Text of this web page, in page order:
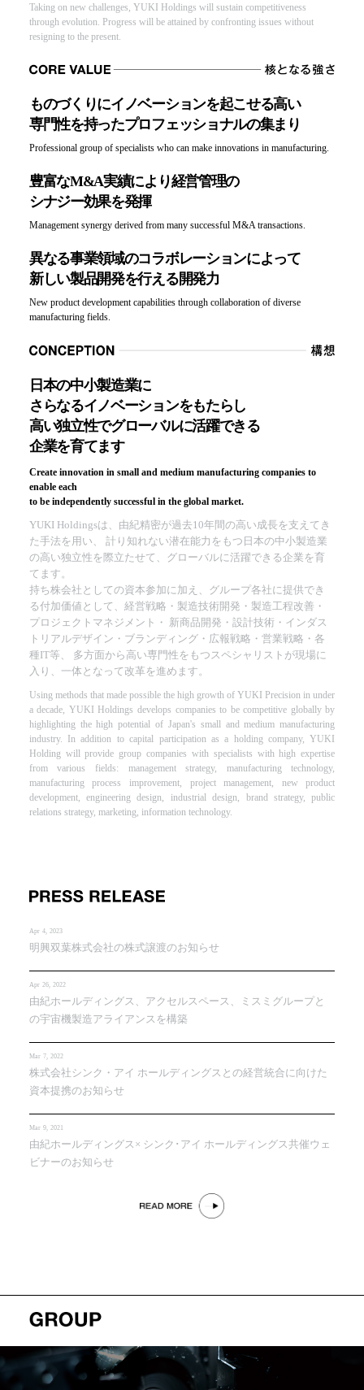
Taking on new challenges, YUKI Holdings will sustain competitiveness
through evolution. Progress will be attained by confronting issues without
resigning to the present.
ものづくりにイノベーションを起こせる高い
専門性を持ったプロフェッショナルの集まり
Professional group of specialists who can make innovations in manufacturing.
豊富なM&A実績により経営管理の
シナジー効果を発揮
Management synergy derived from many successful M&A transactions.
異なる事業領域のコラボレーションによって
新しい製品開発を行える開発力
New product development capabilities through collaboration of diverse
manufacturing fields.
日本の中小製造業に
さらなるイノベーションをもたらし
高い独立性でグローバルに活躍できる
企業を育てます
Create innovation in small and medium manufacturing companies to
enable each
to be independently successful in the global market.
YUKI Holdingsは、由紀精密が過去10年間の高い成長を支えてき
た手法を用い、
計り知れない潜在能力をもつ日本の中小製造業
の高い独立性を際立たせて、グローバルに活躍できる企業を育
てます。
持ち株会社としての資本参加に加え、グループ各社に提供でき
る付加価値として、経営戦略・製造技術開発・製造工程改善・
プロジェクトマネジメント・ 新商品開発・設計技術・インダス
トリアルデザイン・ブランディング・広報戦略・営業戦略・各
種IT等、
多方面から高い専門性をもつスペシャリストが現場に
入り、一体となって改革を進めます。
Using methods that made possible the high growth of YUKI Precision in under
a decade, YUKI Holdings develops companies to be competitive globally by
highlighting the high potential of Japan's small and medium manufacturing
industry. In addition to capital participation as a holding company, YUKI
Holding will provide group companies with specialists with high expertise
from various fields: management strategy, manufacturing technology,
manufacturing process improvement, project management, new product
development, engineering design, industrial design, brand strategy, public
relations strategy, marketing, information technology.
Apr 4, 2023
明興双葉株式会社の株式譲渡のお知らせ
Apr 26, 2022
由紀ホールディングス、アクセルスペース、ミスミグループと
の宇宙機製造アライアンスを構築
Mar 7, 2022
株式会社シンク・アイ ホールディングスとの経営統合に向けた
資本提携のお知らせ
Mar 9, 2021
由紀ホールディングス× シンク･アイ ホールディングス共催ウェ
ビナーのお知らせ